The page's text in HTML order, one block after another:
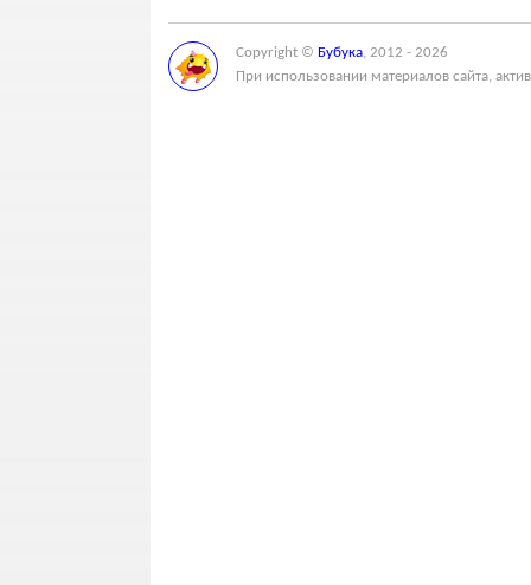
Copyright © Бубука, 2012 - 2026
При использовании материалов сайта,